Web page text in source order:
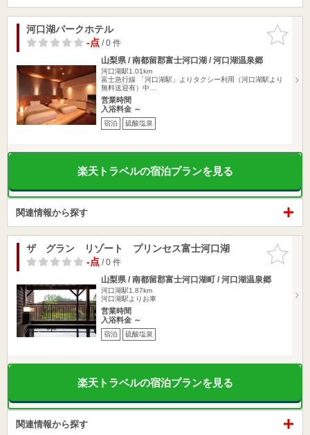
お気に入
りに追加
河口湖パークホテル
-点/ 0 件
山梨県 / 南都留郡富士河口湖 / 河口湖温泉郷
河口湖駅1.01km
富士急行線 「河口湖駅」よりタクシー利用（河口湖駅より
無料送迎有）中…
営業時間
入浴料金 ～
宿泊 硫酸塩泉
楽天トラベルの宿泊プランを見る
関連情報から探す
お気に入
りに追加
ザ グラン リゾート プリンセス富士河口湖
-点/ 0 件
山梨県 / 南都留郡富士河口湖町 / 河口湖温泉郷
河口湖駅1.87km
河口湖駅よりお車
営業時間
入浴料金 ～
宿泊 硫酸塩泉
楽天トラベルの宿泊プランを見る
関連情報から探す